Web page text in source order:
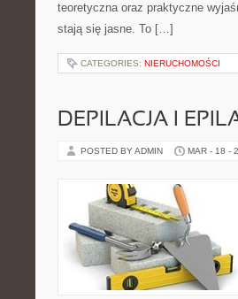
teoretyczna oraz praktyczne
stają się jasne. To […]
CATEGORIES: NIERUCHOMOŚCI
DEPILACJA I
POSTED BY ADMIN MAR - 18 -